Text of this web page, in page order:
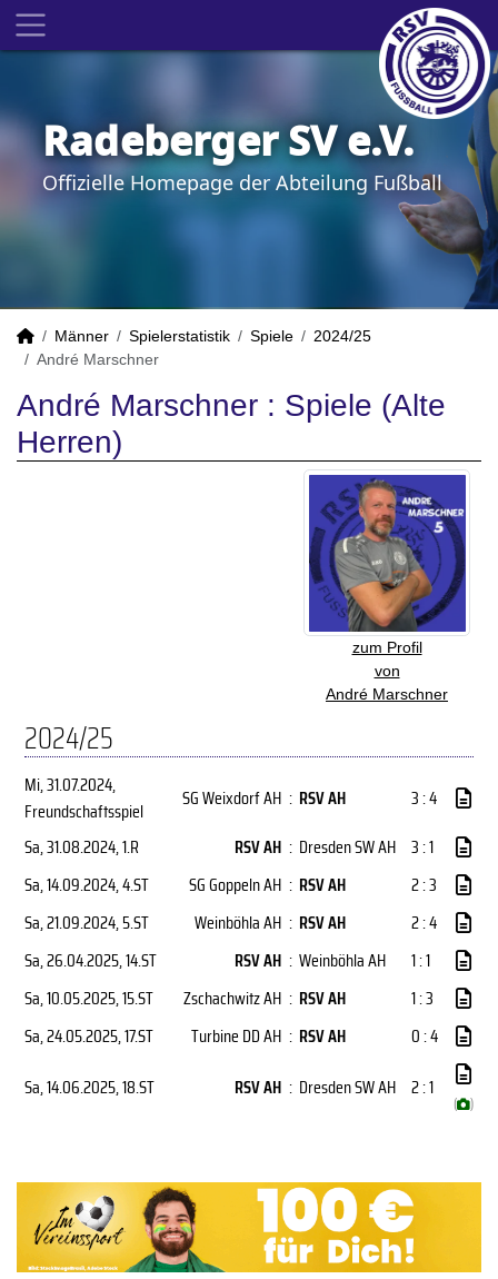
Radeberger SV e.V.
Offizielle Homepage der Abteilung Fußball
Männer Spielerstatistik Spiele
2024/25
André Marschner
André Marschner : Spiele (Alte
Herren)
zum Profil
von
André Marschner
2024/25
Mi, 31.07.2024,
Freundschaftsspiel
SG Weixdorf AH : RSV AH
3 : 4
Sa, 31.08.2024, 1.R RSV AH : Dresden SW AH 3 : 1
Sa, 14.09.2024, 4.ST SG Goppeln AH : RSV AH
2 : 3
Sa, 21.09.2024, 5.ST Weinböhla AH : RSV AH
2 : 4
Sa, 26.04.2025, 14.ST RSV AH : Weinböhla AH
1 : 1
Sa, 10.05.2025, 15.ST Zschachwitz AH : RSV AH
1 : 3
Sa, 24.05.2025, 17.ST Turbine DD AH : RSV AH
0 : 4
Sa, 14.06.2025, 18.ST RSV AH : Dresden SW AH 2 : 1
( )